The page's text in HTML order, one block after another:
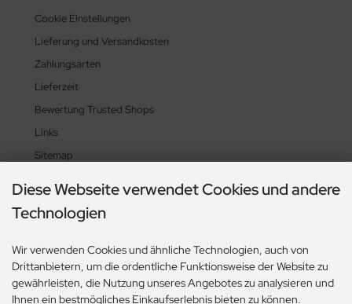
Cookie Einstellungen
Lieferung und Versandkosten
Zahlungsarten
Lieferzeit
Bewertung Trusted Shops
Links
Sitemap
Zahlungsmethoden
Diese Webseite verwendet Cookies und andere
Technologien
Wir verwenden Cookies und ähnliche Technologien, auch von
Drittanbietern, um die ordentliche Funktionsweise der Website zu
gewährleisten, die Nutzung unseres Angebotes zu analysieren und
Ihnen ein bestmögliches Einkaufserlebnis bieten zu können.